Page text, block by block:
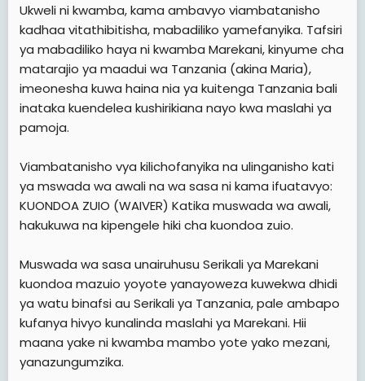
Ukweli ni kwamba, kama ambavyo viambatanisho
kadhaa vitathibitisha, mabadiliko yamefanyika. Tafsiri
ya mabadiliko haya ni kwamba Marekani, kinyume cha
matarajio ya maadui wa Tanzania (akina Maria),
imeonesha kuwa haina nia ya kuitenga Tanzania bali
inataka kuendelea kushirikiana nayo kwa maslahi ya
pamoja.
Viambatanisho vya kilichofanyika na ulinganisho kati
ya mswada wa awali na wa sasa ni kama ifuatavyo:
KUONDOA ZUIO (WAIVER) Katika muswada wa awali,
hakukuwa na kipengele hiki cha kuondoa zuio.
Muswada wa sasa unairuhusu Serikali ya Marekani
kuondoa mazuio yoyote yanayoweza kuwekwa dhidi
ya watu binafsi au Serikali ya Tanzania, pale ambapo
kufanya hivyo kunalinda maslahi ya Marekani. Hii
maana yake ni kwamba mambo yote yako mezani,
yanazungumzika.